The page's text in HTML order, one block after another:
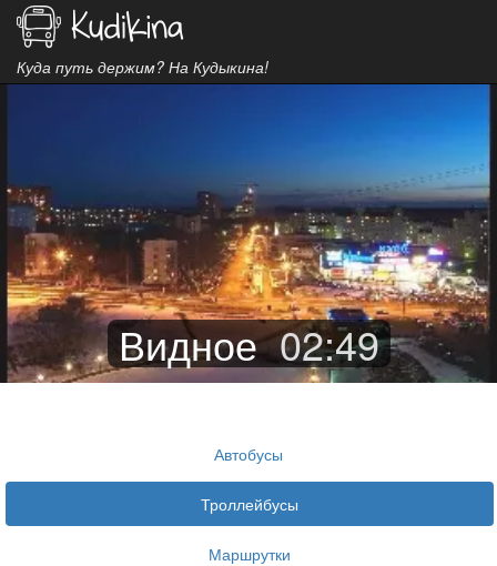
Куда путь держим? На Кудыкина!
Видное 02:49
Автобусы
Троллейбусы
Маршрутки